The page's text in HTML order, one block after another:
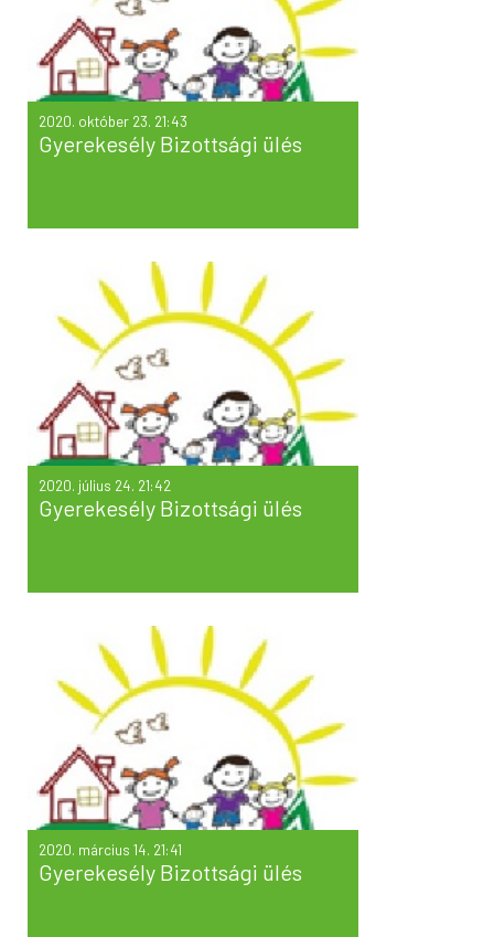
2020. október 23. 21:43
Gyerekesély Bizottsági ülés
2020. július 24. 21:42
Gyerekesély Bizottsági ülés
2020. március 14. 21:41
Gyerekesély Bizottsági ülés